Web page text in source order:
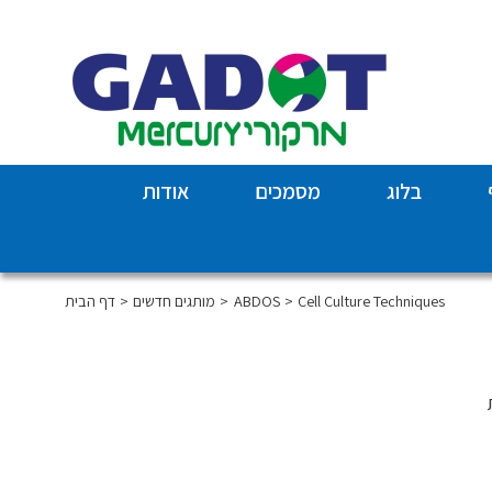
בלוג מסמכים אודות
דף הבית מותגים חדשים ABDOS Cell Culture Techniques